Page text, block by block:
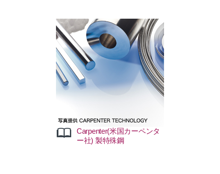
Carpenter(米国カーペンタ
ー社) 製特殊鋼